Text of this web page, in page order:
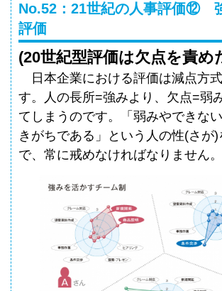
No.52：21世紀の人事評価⑫
評価
(20世紀型評価は欠点を責め
日本企業における評価は減点方
す。人の長所=強みより、欠点=弱
てしまうのです。「弱みやできな
きがちである」という人の性(さが
で、常に戒めなければなりません。